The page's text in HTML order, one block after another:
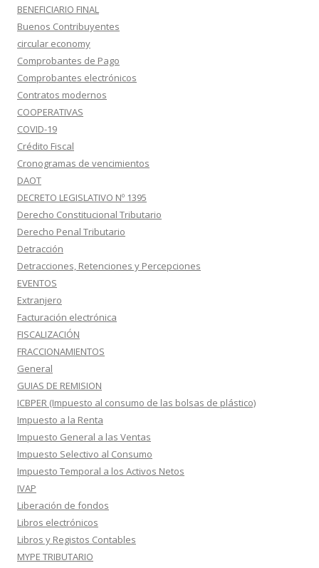
BENEFICIARIO FINAL
Buenos Contribuyentes
circular economy
Comprobantes de Pago
Comprobantes electrónicos
Contratos modernos
COOPERATIVAS
COVID-19
Crédito Fiscal
Cronogramas de vencimientos
DAOT
DECRETO LEGISLATIVO Nº 1395
Derecho Constitucional Tributario
Derecho Penal Tributario
Detracción
Detracciones, Retenciones y Percepciones
EVENTOS
Extranjero
Facturación electrónica
FISCALIZACIÓN
FRACCIONAMIENTOS
General
GUIAS DE REMISION
ICBPER (Impuesto al consumo de las bolsas de plástico)
Impuesto a la Renta
Impuesto General a las Ventas
Impuesto Selectivo al Consumo
Impuesto Temporal a los Activos Netos
IVAP
Liberación de fondos
Libros electrónicos
Libros y Registos Contables
MYPE TRIBUTARIO